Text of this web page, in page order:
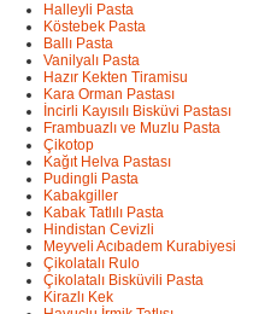
Halleyli Pasta
Köstebek Pasta
Ballı Pasta
Vanilyalı Pasta
Hazır Kekten Tiramisu
Kara Orman Pastası
İncirli Kayısılı Bisküvi Pastası
Frambuazlı ve Muzlu Pasta
Çikotop
Kağıt Helva Pastası
Pudingli Pasta
Kabakgiller
Kabak Tatlılı Pasta
Hindistan Cevizli
Meyveli Acıbadem Kurabiyesi
Çikolatalı Rulo
Çikolatalı Bisküvili Pasta
Kirazlı Kek